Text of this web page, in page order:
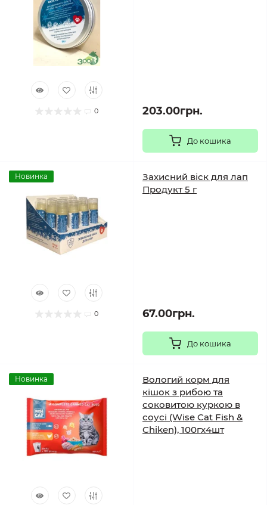
0 203.00грн.
До кошика
Новинка
0
Захисний віск для лап
Продукт 5 г
67.00грн.
До кошика
Новинка
Вологий корм для
кішок з рибою та
соковитою куркою в
соусі (Wise Cat Fish &
Chiken), 100гх4шт